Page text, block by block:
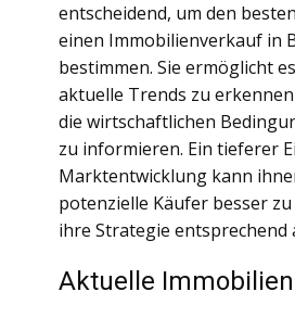
entscheidend, um den
einen Immobilienverkauf in
bestimmen. Sie ermöglicht
aktuelle Trends zu
die wirtschaftlichen
zu informieren. Ein tieferer
Marktentwicklung kann
potenzielle Käufer besser
ihre Strategie entsprechend
Aktuelle